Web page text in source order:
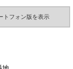
トフォン版を表示